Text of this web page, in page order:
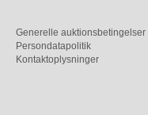
Generelle auktionsbetingelser
Persondatapolitik
Kontaktoplysninger